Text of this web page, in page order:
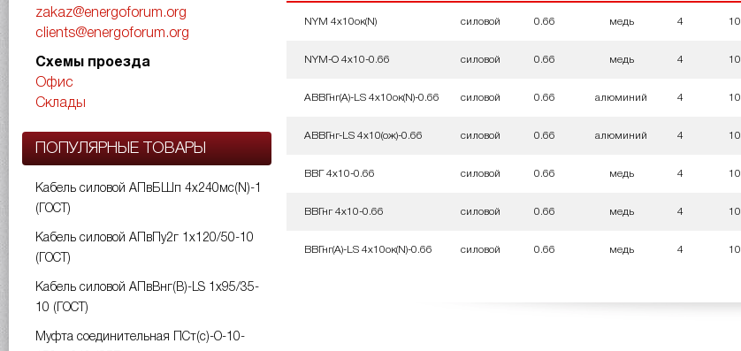
zakaz@energoforum.org
clients@energoforum.org
Схемы проезда
Офис
Склады
ПОПУЛЯРНЫЕ ТОВАРЫ
Кабель силовой АПвБШп 4х240мс(N)-1
(ГОСТ)
Кабель силовой АПвПу2г 1х120/50-10
(ГОСТ)
Кабель силовой АПвВнг(B)-LS 1х95/35-
10 (ГОСТ)
Муфта соединительная ПСт(с)-О-10-
NYM 4х10ок(N) силовой 0.66 медь 4 10
NYM-O 4х10-0.66 силовой 0.66 медь 4 10
АВВГнг(A)-LS 4х10ок(N)-0.66 силовой 0.66 алюминий 4 10
АВВГнг-LS 4х10(ож)-0.66 силовой 0.66 алюминий 4 10
ВВГ 4х10-0.66 силовой 0.66 медь 4 10
ВВГнг 4х10-0.66 силовой 0.66 медь 4 10
ВВГнг(A)-LS 4х10ок(N)-0.66 силовой 0.66 медь 4 10